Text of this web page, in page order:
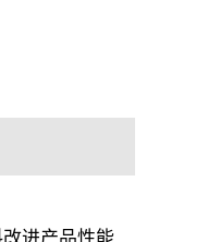
进产品性能